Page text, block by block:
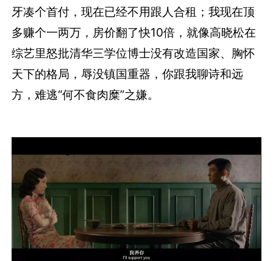
牙凑个首付，现在已经不用跟人合租；我现在顶
多赚个一两万，房价翻了快10倍，就像高晓松在
综艺里怒批清华三学位博士没有改造国家、胸怀
天下的格局，辱没镇国重器，你跟我聊诗和远
方，难逃“何不食肉糜”之嫌。